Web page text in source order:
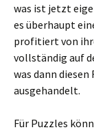
was ist jetzt
es überhaupt
profitiert von
vollständig auf
was dann
ausgehandelt.
Für Puzzles